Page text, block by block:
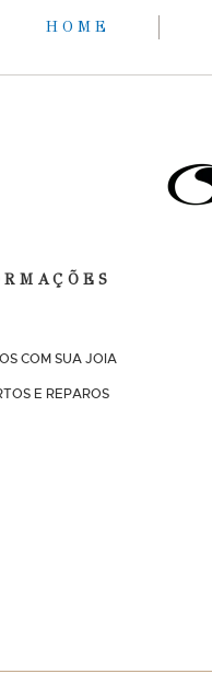
HOME
COM SUA JOIA
E REPAROS